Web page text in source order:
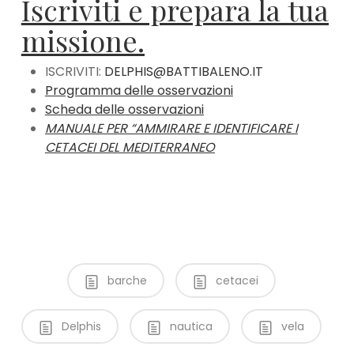
Iscriviti e prepara la tua
missione.
ISCRIVITI: DELPHIS@BATTIBALENO.IT
Programma delle osservazioni
Scheda delle osservazioni
MANUALE PER “AMMIRARE E IDENTIFICARE I
CETACEI DEL MEDITERRANEO
barche cetacei
Delphis nautica vela